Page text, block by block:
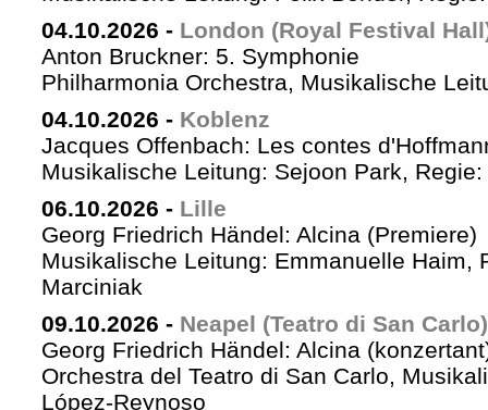
04.10.2026 - London (Royal Festival
Anton Bruckner: 5. Symphonie
Philharmonia Orchestra, Musikalische
04.10.2026 - Koblenz
Jacques Offenbach: Les contes
Musikalische Leitung: Sejoon Park,
06.10.2026 - Lille
Georg Friedrich Händel: Alcina (Premiere)
Musikalische Leitung: Emmanuelle Haim,
Marciniak
09.10.2026 - Neapel (Teatro di San Carlo)
Georg Friedrich Händel: Alcina
Orchestra del Teatro di San Carlo,
López-Reynoso